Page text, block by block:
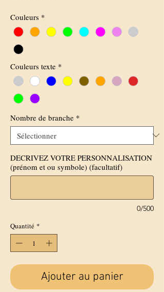
Couleurs *
Couleurs texte *
Nombre de branche *
DECRIVEZ VOTRE PERSONNALISATION
(prénom et ou symbole) (facultatif)
0/500
Quantité *
Ajouter au panier